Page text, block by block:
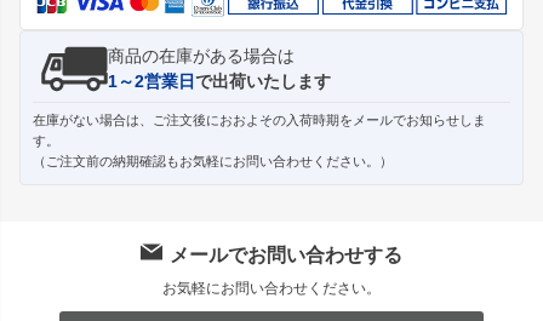
商品の在庫がある場合は
1～2営業日で出荷いたします
在庫がない場合は、ご注文後におおよその入荷時期をメールでお知らせしま
す。
（ご注文前の納期確認もお気軽にお問い合わせください。）
メールでお問い合わせする
お気軽にお問い合わせください。